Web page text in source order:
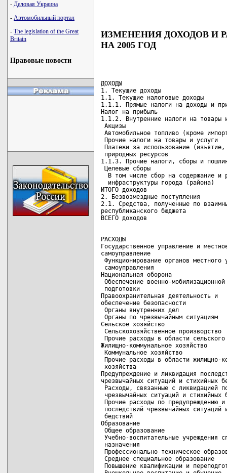
- Деловая Украина
- Автомобильный портал
- The legislation of the Great
Britain
Правовые новости
ИЗМЕНЕНИЯ ДОХОДОВ И
НА 2005 ГОД
ДОХОДЫ
1. Текущие доходы
1.1. Текущие налоговые
1.1.1. Прямые налоги на доходы
Налог на прибыль
1.1.2. Внутренние налоги на
Акцизы
Автомобильное топливо (кроме
Прочие налоги на товары и
Платежи за использование
природных ресурсов
1.1.3. Прочие налоги, сборы и
Целевые сборы
В том числе сбор на содержание и
инфраструктуры города (района)
ИТОГО доходов
2. Безвозмездные
2.1. Средства, полученные по
республиканского бюджета
РАСХОДЫ
Государственное управление и
самоуправление
Функционирование органов местного
самоуправления
Национальная оборона
Обеспечение военно-
подготовки
Правоохранительная
обеспечение безопасности
Органы внутренних дел
Органы по чрезвычайным
Сельское хозяйство
Сельскохозяйственное
Прочие расходы в области
Жилищно-коммунальное
Коммунальное хозяйство
Прочие расходы в области жилищно-
хозяйства
Предупреждение и ликвидация
чрезвычайных ситуаций и стихийных
Расходы, связанные с ликвидацией
чрезвычайных ситуаций и
Прочие расходы по предупреждению и
последствий чрезвычайных ситуаций
бедствий
Образование
Общее образование
Учебно-воспитательные учреждения
назначения
Профессионально-техническое
Среднее специальное
Повышение квалификации и